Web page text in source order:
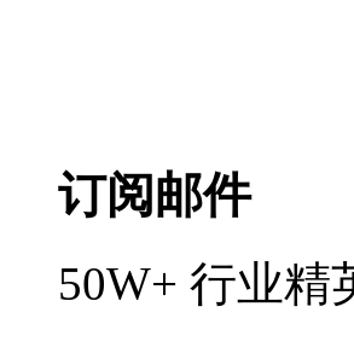
订阅邮件
50W+ 行业精